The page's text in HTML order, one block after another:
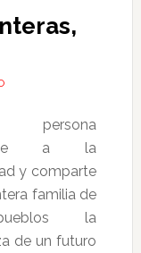
persona
a la
y comparte
familia de
la
de un futuro